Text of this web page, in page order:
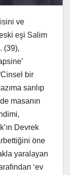
ve
eşi Salim
(39),
bir
sarılıp
masanın
Devrek
öne
yaralayan
‘ev